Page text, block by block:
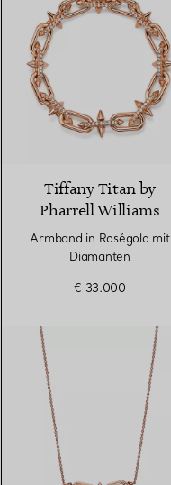
Tiffany Titan by
Pharrell Williams
Armband in Roségold mit
Diamanten
€ 33.000